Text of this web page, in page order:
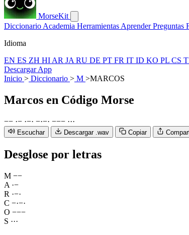
MorseKit
Diccionario Academia Herramientas AprenderPreguntas
Idioma
EN ES ZH HI AR JA RU DE PT FR IT ID KO PL CS
Descargar App
Inicio > Diccionario > M >MARCOS
Marcos en Código Morse
−− ·− ·−· −·−· −−− ···
Escuchar Descargar .wav Copiar
Desglose por letras
M −−
A ·−
R ·−·
C −·−·
O −−−
S ···